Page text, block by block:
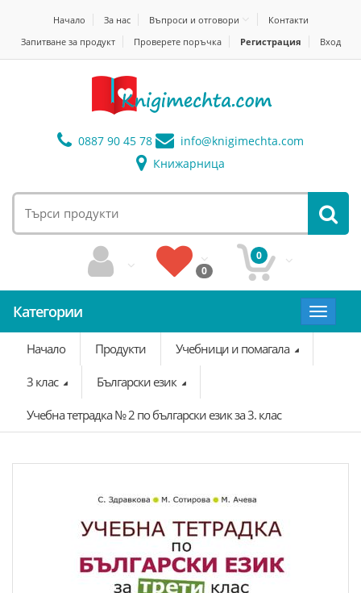
Начало За нас Въпроси и отговори
Контакти
Запитване за продукт
Проверете поръчка Регистрация Вход
0887 90 45 78 info@knigimechta.com
Книжарница
0
0
Категории
Toggle
Начало
Продукти Учебници и помагала
3 клас Български език
Учебна тетрадка № 2 по български език за 3. клас